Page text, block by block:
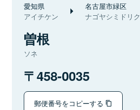
愛知県
アイチケン
名古屋市緑区
ナゴヤシミドリク
曽根
ソネ
458-0035
郵便番号をコピーする